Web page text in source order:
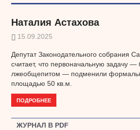
Наталия Астахова
15.09.2025
Депутат Законодательного собрания
считает, что первоначальную задачу —
лжеобщепитом — подменили
площадью 50 кв.м.
ПОДРОБНЕЕ
ЖУРНАЛ В PDF